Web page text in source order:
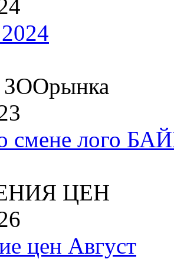
ЗООрынка
смене лого
ЦЕН
цен Август